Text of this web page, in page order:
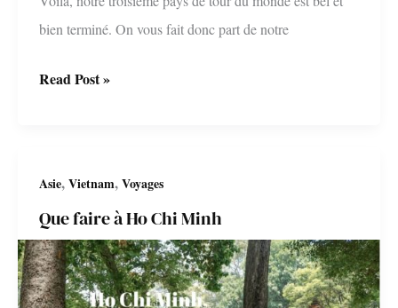
bien terminé. On vous fait donc part de notre
Bilan,
au
Vietnam
Read Post »
Asie,Vietnam,Voyages
Que faire à Ho Chi Minh